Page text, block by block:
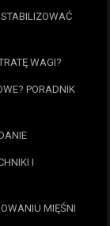
WAGI?
PORADNIK
I
MIĘŚNI